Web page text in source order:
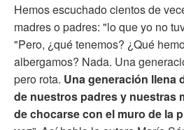
Hemos escuchado cientos de
madres o padres: "lo que yo no
"Pero, ¿qué tenemos? ¿Qué
albergamos? Nada. Una
pero rota. Una generación llena
de nuestros padres y nuestras
de chocarse con el muro de la